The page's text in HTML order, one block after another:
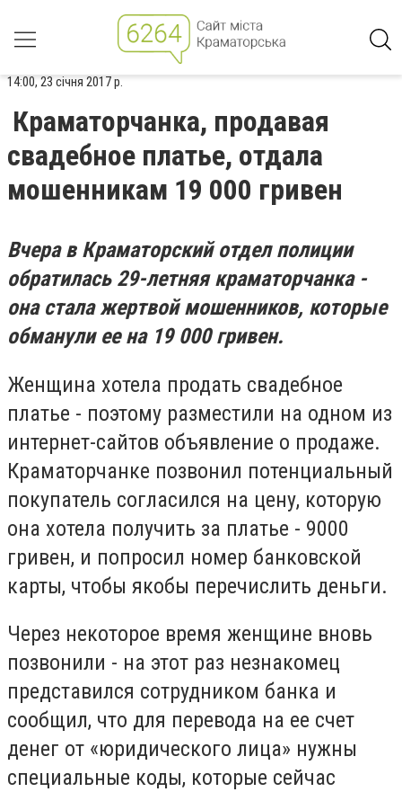
14:00, 23 січня 2017 р.
Краматорчанка, продавая
свадебное платье, отдала
мошенникам 19 000 гривен
Вчера в Краматорский отдел полиции
обратилась 29-летняя краматорчанка -
она ​​стала жертвой мошенников, которые
обманули ее на 19 000 гривен.
Женщина хотела продать свадебное
платье - поэтому разместили на одном из
интернет-сайтов объявление о продаже.
Краматорчанке позвонил потенциальный
покупатель согласился на цену, которую
она хотела получить за платье - 9000
гривен, и попросил номер банковской
карты, чтобы якобы перечислить деньги.
Через некоторое время женщине вновь
позвонили - на этот раз незнакомец
представился сотрудником банка и
сообщил, что для перевода на ее счет
денег от «юридического лица» нужны
специальные коды, которые сейчас